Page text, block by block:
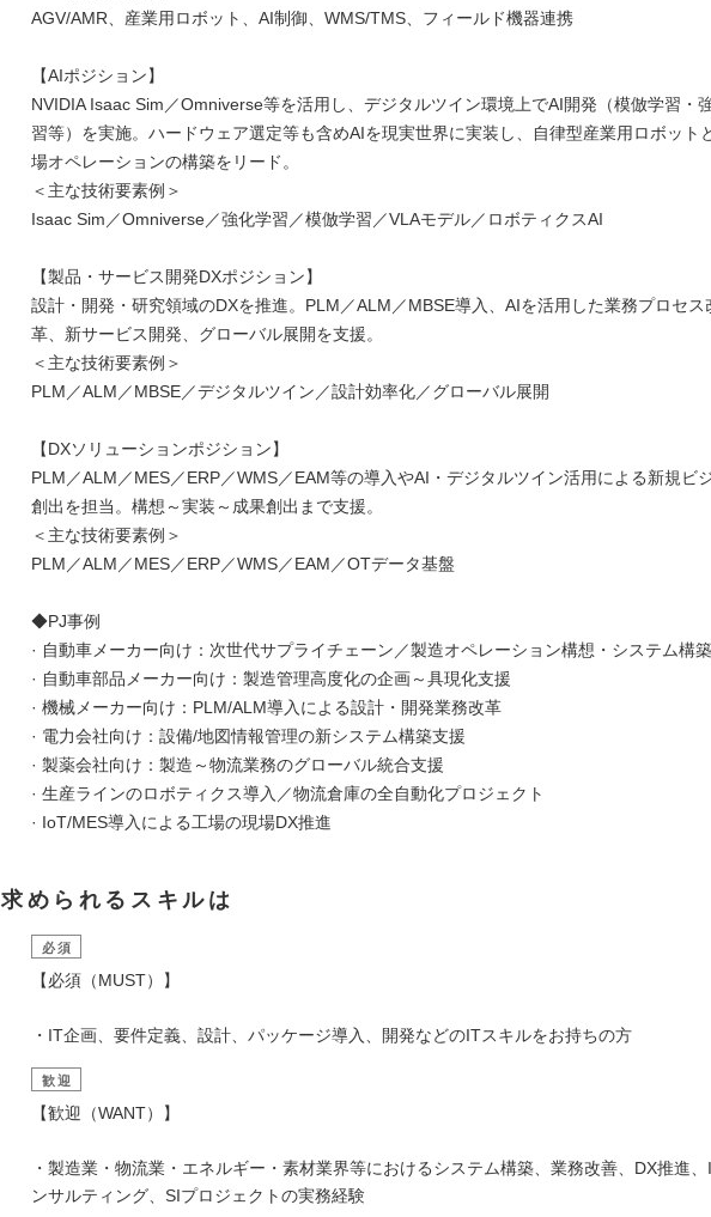
AGV/AMR、産業用ロボット、AI制御、WMS/TMS、フィールド機器連携
【AIポジション】
NVIDIA Isaac Sim／Omniverse等を活用し、デジタルツイン環境上でAI開発（模倣学習・
習等）を実施。ハードウェア選定等も含めAIを現実世界に実装し、自律型産業用ロボット
場オペレーションの構築をリード。
＜主な技術要素例＞
Isaac Sim／Omniverse／強化学習／模倣学習／VLAモデル／ロボティクスAI
【製品・サービス開発DXポジション】
設計・開発・研究領域のDXを推進。PLM／ALM／MBSE導入、AIを活用した業務プロセス
革、新サービス開発、グローバル展開を支援。
＜主な技術要素例＞
PLM／ALM／MBSE／デジタルツイン／設計効率化／グローバル展開
【DXソリューションポジション】
PLM／ALM／MES／ERP／WMS／EAM等の導入やAI・デジタルツイン活用による新規ビ
創出を担当。構想～実装～成果創出まで支援。
＜主な技術要素例＞
PLM／ALM／MES／ERP／WMS／EAM／OTデータ基盤
◆PJ事例
· 自動車メーカー向け：次世代サプライチェーン／製造オペレーション構想・システム構築
· 自動車部品メーカー向け：製造管理高度化の企画～具現化支援
· 機械メーカー向け：PLM/ALM導入による設計・開発業務改革
· 電力会社向け：設備/地図情報管理の新システム構築支援
· 製薬会社向け：製造～物流業務のグローバル統合支援
· 生産ラインのロボティクス導入／物流倉庫の全自動化プロジェクト
· IoT/MES導入による工場の現場DX推進
求められるスキルは
必須
【必須（MUST）】
・IT企画、要件定義、設計、パッケージ導入、開発などのITスキルをお持ちの方
歓迎
【歓迎（WANT）】
・製造業・物流業・エネルギー・素材業界等におけるシステム構築、業務改善、DX推進、
ンサルティング、SIプロジェクトの実務経験